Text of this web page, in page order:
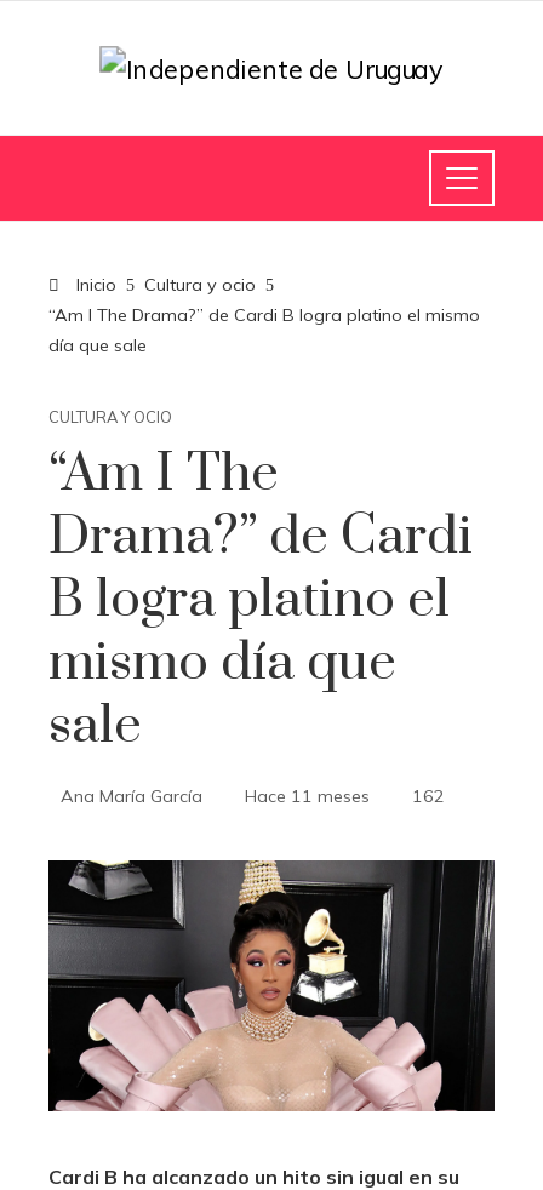
Inicio
Cultura y ocio
“Am I The Drama?” de Cardi B logra platino el mismo
día que sale
CULTURA Y OCIO
“Am I The
Drama?” de Cardi
B logra platino el
mismo día que
sale
Ana María García Hace 11 meses 162
Cardi B ha alcanzado un hito sin igual en su